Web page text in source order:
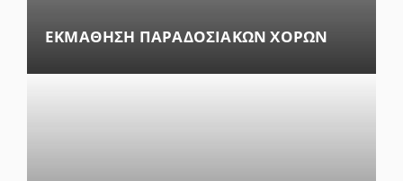
ΕΚΜΑΘΗΣΗ ΠΑΡΑΔΟΣΙΑΚΩΝ ΧΟΡΩΝ